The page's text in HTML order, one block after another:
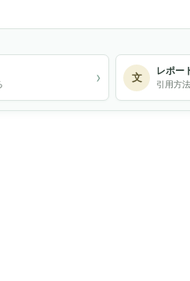
› 文 レポー
引用方